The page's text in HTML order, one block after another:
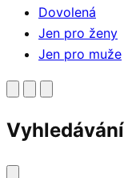
Dovolená
Jen pro ženy
Jen pro muže
Vyhledávání